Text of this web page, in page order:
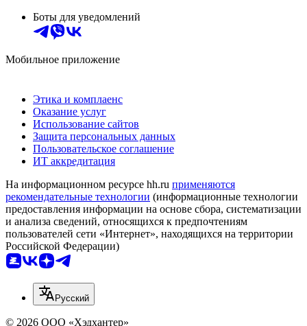
Боты для уведомлений
Мобильное приложение
Этика и комплаенс
Оказание услуг
Использование сайтов
Защита персональных данных
Пользовательское соглашение
ИТ аккредитация
На информационном ресурсе hh.ru применяются
рекомендательные технологии (информационные технологии
предоставления информации на основе сбора, систематизации
и анализа сведений, относящихся к предпочтениям
пользователей сети «Интернет», находящихся на территории
Российской Федерации)
Русский
© 2026 ООО «Хэдхантер»